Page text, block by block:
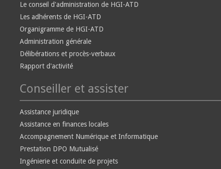
Le conseil d'administration de HGI-ATD
Les adhérents de HGI-ATD
Organigramme de HGI-ATD
Administration générale
Délibérations et procès-verbaux
Rapport d'activité
Conseiller et assister
Assistance juridique
Assistance en finances locales
Accompagnement Numérique et Informatique
Prestation DPO Mutualisé
Ingénierie et conduite de projets